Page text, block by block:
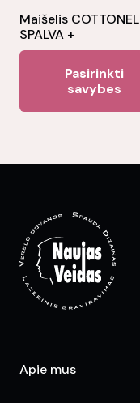
Maišelis COTTONEL
SPALVA +
Pasirinkti
savybes
Apie mus